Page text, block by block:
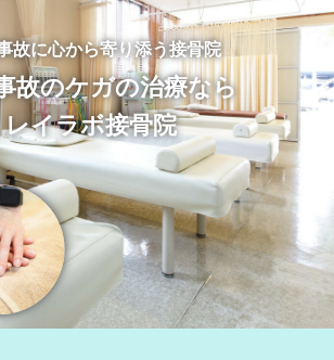
故に心から寄り添う接骨院
故のケガの治療なら
レイラボ接骨院